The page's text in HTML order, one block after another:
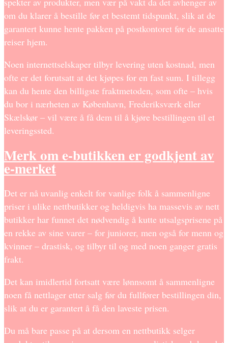
om du klarer å bestille før et bestemt tidspunkt, slik at de
garantert kunne hente pakken på postkontoret før de ansatte
reiser hjem.
Noen internettselskaper tilbyr levering uten kostnad, men
ofte er det forutsatt at det kjøpes for en fast sum. I tillegg
kan du hente den billigste fraktmetoden, som ofte – hvis
du bor i nærheten av København, Frederiksværk eller
Skælskør – vil være å få dem til å kjøre bestillingen til et
leveringssted.
Merk om e-butikken er godkjent av
e-merket
Det er nå uvanlig enkelt for vanlige folk å sammenligne
priser i ulike nettbutikker og heldigvis ha massevis av nett
butikker har funnet det nødvendig å kutte utsalgsprisene på
en rekke av sine varer – for juniorer, men også for menn og
kvinner – drastisk, og tilbyr til og med noen ganger gratis
frakt.
Det kan imidlertid fortsatt være lønnsomt å sammenligne
noen få nettlager etter salg før du fullfører bestillingen din,
slik at du er garantert å få den laveste prisen.
Du må bare passe på at dersom en nettbutikk selger